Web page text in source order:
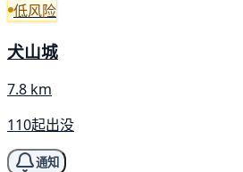
低风险
犬山城
7.8 km
110起出没
通知